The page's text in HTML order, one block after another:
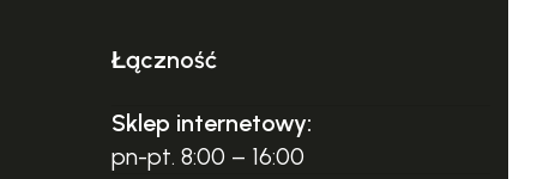
miejscach. Jeśli po zapoznaniu się z
Serdecznie zapraszamy!
Łączność
Sklep internetowy:
pn-pt. 8:00 – 16:00